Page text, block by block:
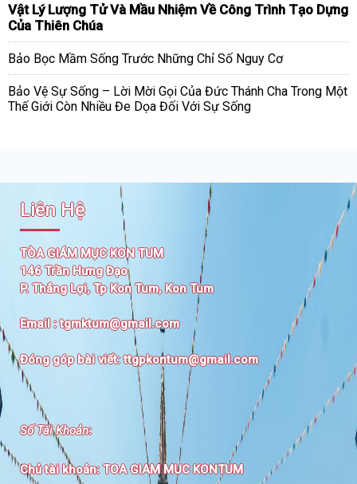
Vật Lý Lượng Tử Và Mầu Nhiệm Về Công Trình Tạo Dựng
Của Thiên Chúa
Bảo Bọc Mầm Sống Trước Những Chỉ Số Nguy Cơ
Bảo Vệ Sự Sống – Lời Mời Gọi Của Đức Thánh Cha Trong Một
Thế Giới Còn Nhiều Đe Dọa Đối Với Sự Sống
Liên Hệ
TÒA GIÁM MỤC KON TUM
146 Trần Hưng Đạo
P. Thắng Lợi, Tp Kon Tum, Kon Tum
Email :tgmktum@gmail.com
Đóng góp bài viết:ttgpkontum@gmail.com
Số Tài Khoản:
Chủ tài khoản:TOA GIAM MUC KONTUM